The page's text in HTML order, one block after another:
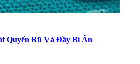
Quyến Rũ Và Đầy Bí Ẩn